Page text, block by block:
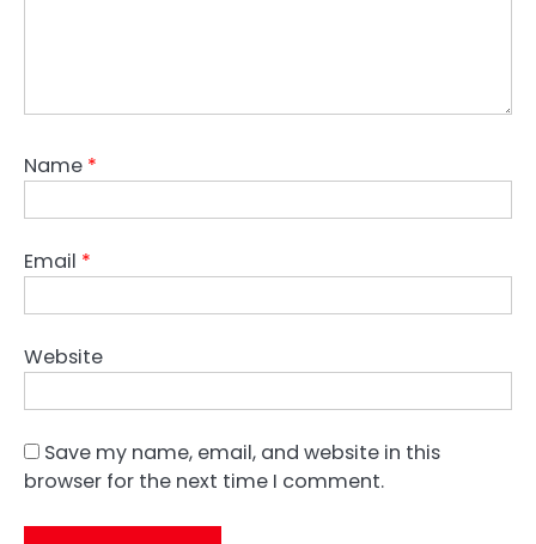
Name *
Email *
Website
Save my name, email, and website in this
browser for the next time I comment.